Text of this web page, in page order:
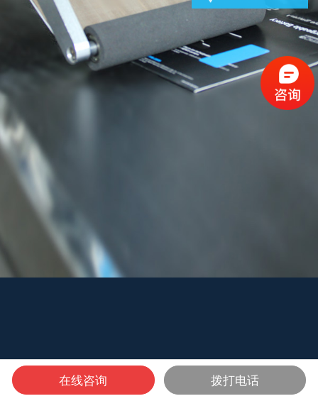
在线咨询 拨打电话